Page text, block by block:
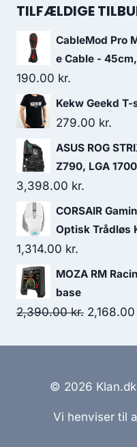
was:
TILFÆLDIGE
CableMod Pro
e Cable -
190.00 kr.
Kekw Geekd
279.00 kr.
ASUS ROG
Z790, LGA
3,398.00 kr.
CORSAIR
Optisk Trådløs
1,314.00 kr.
MOZA RM
base
2,390.00kr. Original
2,168.00
© 2026
Vi henviser til